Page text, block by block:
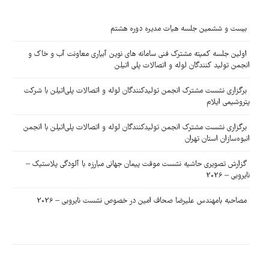
بیست و ششمین جلسه هیات مدیره دوره هشتم
اولین جلسه کمیته مشترک فنی سامانه های نوین آبیاری معاونت آب و خاک و
انجمن تولید کنندگان لوله و اتصالات پلی اتیلن
برگزاری نشست مشترک انجمن تولیدکنندگان لوله و اتصالات پلی‌اتیلن با شرکت
پتروشیمی ایلام
برگزاری نشست مشترک انجمن تولیدکنندگان لوله و اتصالات پلی‌اتیلن با انجمن
انبوه‌سازان استان تهران
گزارش تصویری حاشیه نشست موقت پیمان جهانی مبارزه با آلودگی پلاستیک –
نایروبی – 2026
مصاحبه بامهندس علیرضا صحاف امین در خصوص نشست نایروبی – 2026